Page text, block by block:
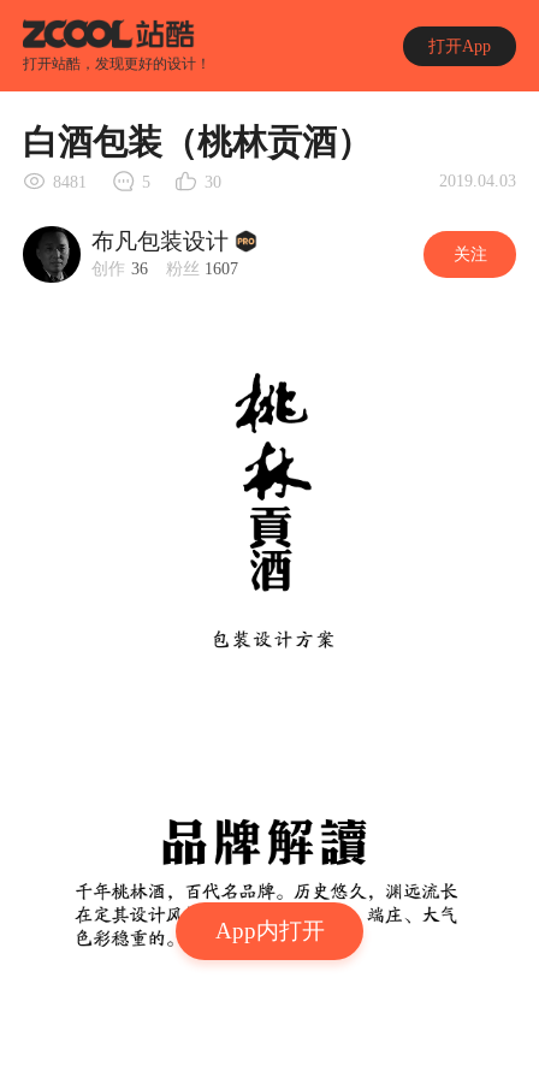
打开站酷，发现更好的设计！
打开App
App内打开
白酒包装（桃林贡酒）
8481 5 30 2019.04.03
布凡包装设计
创作 36 粉丝 1607
关注